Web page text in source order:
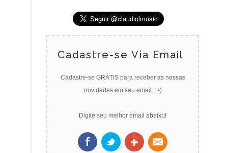
Cadastre-se Via Email
Cadastre-se GRÁTIS para receber as nossas
novidades em seu email.. ;-)
Digite seu melhor email abaixo!